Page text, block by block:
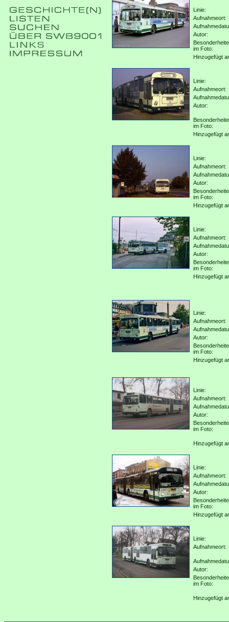
Linie:
Aufnahmeort:
Autor:
im Foto:
Hinzugefügt
Linie:
Aufnahmeort:
Autor:
im Foto:
Hinzugefügt
Linie:
Aufnahmeort:
Autor:
im Foto:
Hinzugefügt
Linie:
Aufnahmeort:
Autor:
im Foto:
Hinzugefügt
Linie:
Aufnahmeort:
Autor:
im Foto:
Hinzugefügt
Linie:
Aufnahmeort:
Autor:
im Foto:
Hinzugefügt
Linie:
Aufnahmeort:
Autor:
im Foto:
Hinzugefügt
Linie:
Aufnahmeort:
Autor:
im Foto:
Hinzugefügt